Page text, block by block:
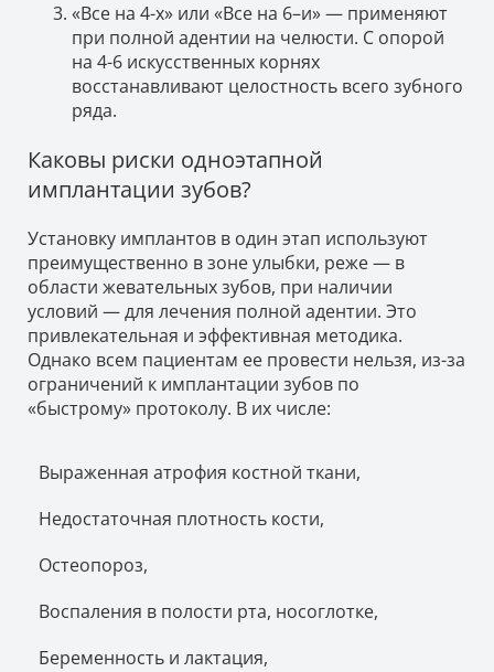
«Все на 4-х» или «Все на 6–и» — применяют
при полной адентии на челюсти. С опорой
на 4-6 искусственных корнях
восстанавливают целостность всего зубного
ряда.
Каковы риски одноэтапной
имплантации зубов?
Установку имплантов в один этап используют
преимущественно в зоне улыбки, реже — в
области жевательных зубов, при наличии
условий — для лечения полной адентии. Это
привлекательная и эффективная методика.
Однако всем пациентам ее провести нельзя, из-за
ограничений к имплантации зубов по
«быстрому» протоколу. В их числе:
Выраженная атрофия костной ткани,
Недостаточная плотность кости,
Остеопороз,
Воспаления в полости рта, носоглотке,
Беременность и лактация,